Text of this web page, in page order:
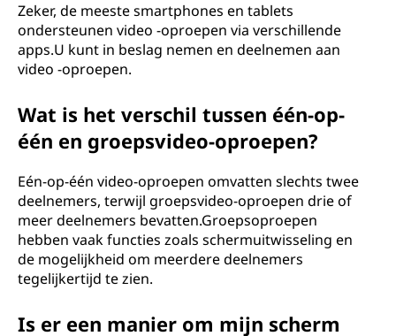
Zeker, de meeste smartphones en tablets
ondersteunen video -oproepen via verschillende
apps.U kunt in beslag nemen en deelnemen aan
video -oproepen.
Wat is het verschil tussen één-op-
één en groepsvideo-oproepen?
Eén-op-één video-oproepen omvatten slechts twee
deelnemers, terwijl groepsvideo-oproepen drie of
meer deelnemers bevatten.Groepsoproepen
hebben vaak functies zoals schermuitwisseling en
de mogelijkheid om meerdere deelnemers
tegelijkertijd te zien.
Is er een manier om mijn scherm